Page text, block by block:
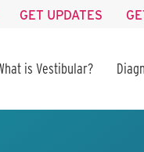
GET UPDATES
is Vestibular?